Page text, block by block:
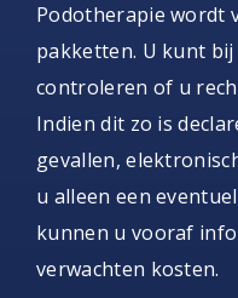
Podotherapie wordt
pakketten. U kunt
controleren of u
Indien dit zo is
gevallen,
u alleen een
kunnen u vooraf
verwachten kosten.